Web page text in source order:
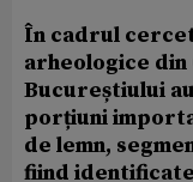
În cadrul
arheologice
Bucureștiului
porțiuni
de lemn,
fiind